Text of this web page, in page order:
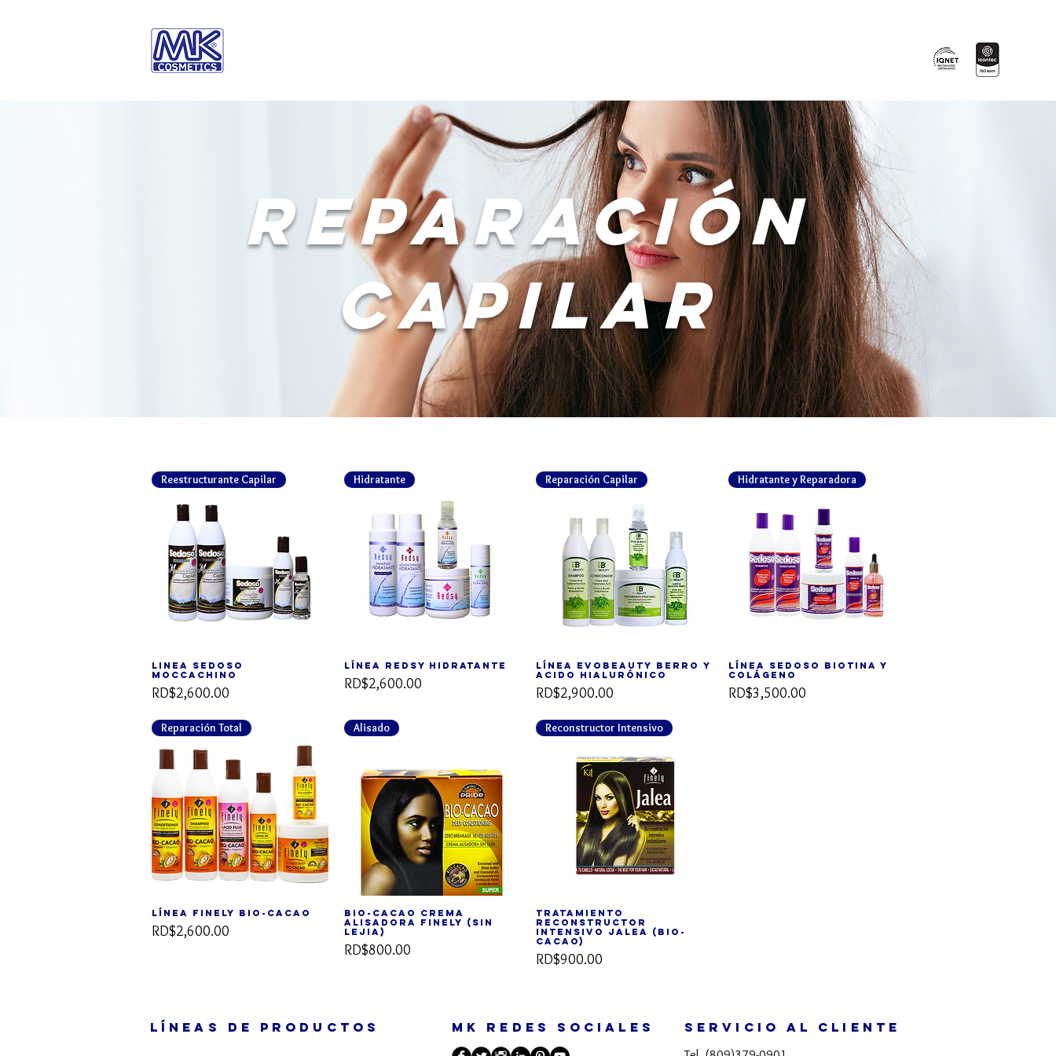
reparación
capilar
Vista rápida
Reestructurante Capilar
Linea SEDOSO
Moccachino
Precio
RD$2,600.00
Vista rápida
Hidratante
Línea REDSY Hidratante
Precio
RD$2,600.00
Vista rápida
Reparación Capilar
Línea Evobeauty Berro y
Acido Hialurónico
Precio
RD$2,900.00
Vista rápida
Hidratante y Reparadora
Línea SEDOSO Biotina y
Colágeno
Precio
RD$3,500.00
Vista rápida
Reparación Total
Línea FINELY BIO-Cacao
Precio
RD$2,600.00
Vista rápida
Alisado
Bio-Cacao Crema
Alisadora FINELY (sin
lejia)
Precio
RD$800.00
Vista rápida
Reconstructor Intensivo
Tratamiento
Reconstructor
Intensivo Jalea (Bio-
Cacao)
Precio
RD$900.00
LÍNEAS DE PRODUCTOS MK REDES SOCIALES SERVICIO AL CLIENTE